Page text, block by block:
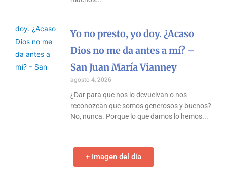
Yo no presto, yo doy. ¿Acaso
Dios no me da antes a mí? –
San Juan María Vianney
agosto 4, 2026
¿Dar para que nos lo devuelvan o nos
reconozcan que somos generosos y buenos?
No, nunca. Porque lo que damos lo hemos
+ Imagen del día